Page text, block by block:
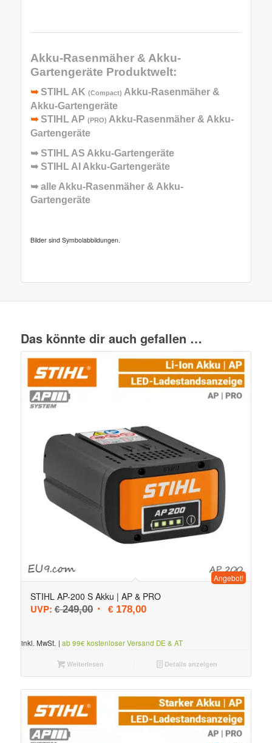
Akku-Rasenmäher & Akku-
Gartengeräte Produktwelt:
➥ STIHL AK (Compact) Akku-Rasenmäher &
Akku-Gartengeräte
➥ STIHL AP (PRO) Akku-Rasenmäher & Akku-
Gartengeräte
➥ STIHL AS Akku-Gartengeräte
➥ STIHL AI Akku-Gartengeräte
➥ alle Akku-Rasenmäher & Akku-
Gartengeräte
Bilder sind Symbolabbildungen.
Das könnte dir auch gefallen …
STIHL AP-200 S Akku | AP & PRO
UVP: €249,00 Ursprünglicher Preis war: € 249,00
€178,00Aktueller Preis ist: € 178,00.
Angebot!
inkl. MwSt. | ab 99€ kostenloser Versand DE & AT
Weiterlesen Details anzeigen